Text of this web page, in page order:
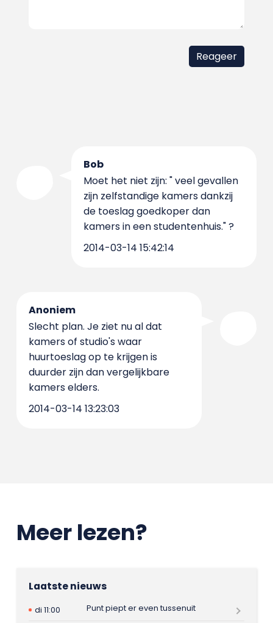
Bob
Moet het niet zijn: " veel gevallen
zijn zelfstandige kamers dankzij
de toeslag goedkoper dan
kamers in een studentenhuis." ?
2014-03-14 15:42:14
Anoniem
Slecht plan. Je ziet nu al dat
kamers of studio's waar
huurtoeslag op te krijgen is
duurder zijn dan vergelijkbare
kamers elders.
2014-03-14 13:23:03
Meer lezen?
Laatste nieuws
di 11:00
Punt piept er even tussenuit